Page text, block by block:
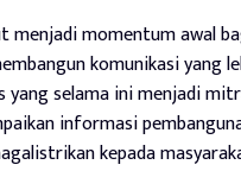
menjadi momentum awal
komunikasi yang
yang selama ini menjadi
informasi
kepada